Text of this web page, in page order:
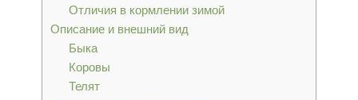
Отличия в кормлении зимой
Описание и внешний вид
Быка
Коровы
Телят